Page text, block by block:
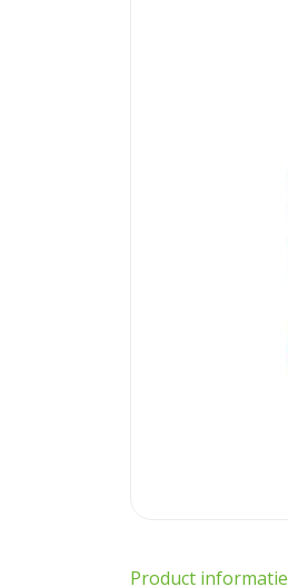
Product informatie